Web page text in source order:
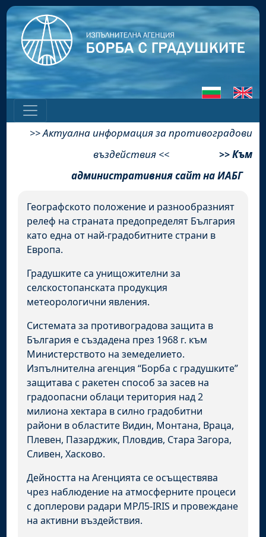
>>Актуална информация за противоградови
въздействия<< >>Към
административния сайт на ИАБГ
Географското положение и разнообразният
релеф на страната предопределят България
като една от най-градобитните страни в
Европа.
Градушките са унищожителни за
селскостопанската продукция
метеорологични явления.
Системата за противоградова защита в
България е създадена през 1968 г. към
Министерството на земеделието.
Изпълнителна агенция “Борба с градушките”
защитава с ракетен способ за засев на
градоопасни облаци територия над 2
милиона хектара в силно градобитни
райони в областите Видин, Монтана, Враца,
Плевен, Пазарджик, Пловдив, Стара Загора,
Сливен, Хасково.
Дейността на Агенцията се осъществява
чрез наблюдение на атмосферните процеси
с доплерови радари МРЛ5-IRIS и провеждане
на активни въздействия.